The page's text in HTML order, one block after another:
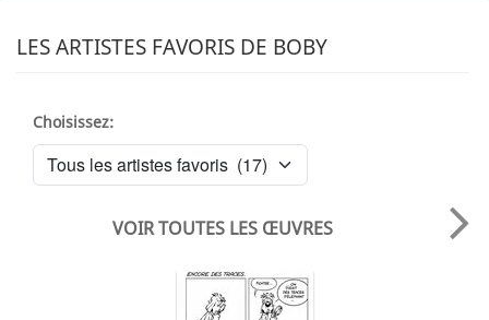
LES ARTISTES FAVORIS DE BOBY
Choisissez:
VOIR TOUTES LES ŒUVRES